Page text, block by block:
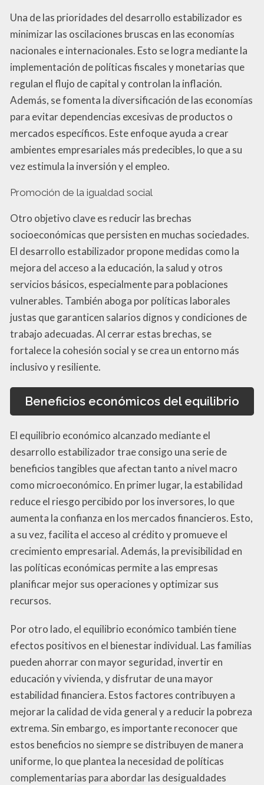
Una de las prioridades del desarrollo estabilizador es
minimizar las oscilaciones bruscas en las economías
nacionales e internacionales. Esto se logra mediante la
implementación de políticas fiscales y monetarias que
regulan el flujo de capital y controlan la inflación.
Además, se fomenta la diversificación de las economías
para evitar dependencias excesivas de productos o
mercados específicos. Este enfoque ayuda a crear
ambientes empresariales más predecibles, lo que a su
vez estimula la inversión y el empleo.
Promoción de la igualdad social
Otro objetivo clave es reducir las brechas
socioeconómicas que persisten en muchas sociedades.
El desarrollo estabilizador propone medidas como la
mejora del acceso a la educación, la salud y otros
servicios básicos, especialmente para poblaciones
vulnerables. También aboga por políticas laborales
justas que garanticen salarios dignos y condiciones de
trabajo adecuadas. Al cerrar estas brechas, se
fortalece la cohesión social y se crea un entorno más
inclusivo y resiliente.
Beneficios económicos del equilibrio
El equilibrio económico alcanzado mediante el
desarrollo estabilizador trae consigo una serie de
beneficios tangibles que afectan tanto a nivel macro
como microeconómico. En primer lugar, la estabilidad
reduce el riesgo percibido por los inversores, lo que
aumenta la confianza en los mercados financieros. Esto,
a su vez, facilita el acceso al crédito y promueve el
crecimiento empresarial. Además, la previsibilidad en
las políticas económicas permite a las empresas
planificar mejor sus operaciones y optimizar sus
recursos.
Por otro lado, el equilibrio económico también tiene
efectos positivos en el bienestar individual. Las familias
pueden ahorrar con mayor seguridad, invertir en
educación y vivienda, y disfrutar de una mayor
estabilidad financiera. Estos factores contribuyen a
mejorar la calidad de vida general y a reducir la pobreza
extrema. Sin embargo, es importante reconocer que
estos beneficios no siempre se distribuyen de manera
uniforme, lo que plantea la necesidad de políticas
complementarias para abordar las desigualdades